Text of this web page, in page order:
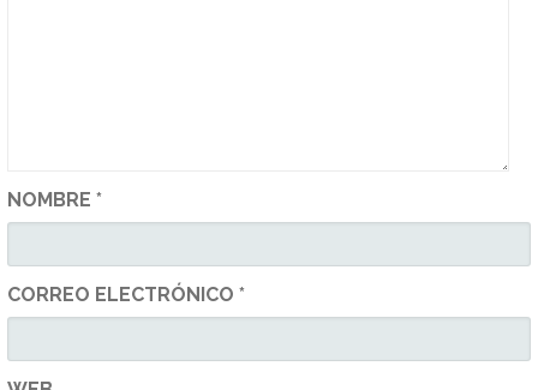
NOMBRE*
CORREO ELECTRÓNICO*